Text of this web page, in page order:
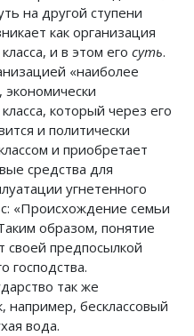
на другой ступени
как организация
и в этом его суть.
«наиболее
который через его
и политически
и приобретает
средства для
угнетенного
«Происхождение семьи
образом, понятие
своей предпосылкой
господства.
так же
например, бесклассовый
вода.